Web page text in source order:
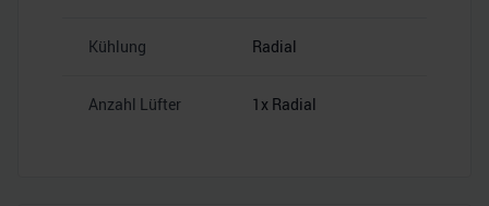
Kühlung Radial
Anzahl Lüfter 1x Radial